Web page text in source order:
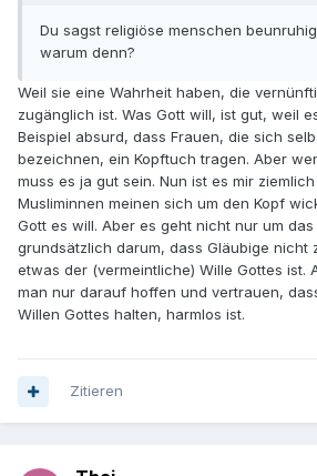
Du sagst religiöse menschen
warum denn?
Weil sie eine Wahrheit haben, die
zugänglich ist. Was Gott will, ist gut, weil
Beispiel absurd, dass Frauen, die sich
bezeichnen, ein Kopftuch tragen. Aber
muss es ja gut sein. Nun ist es mir
Musliminnen meinen sich um den Kopf
Gott es will. Aber es geht nicht nur um das
grundsätzlich darum, dass Gläubige nicht
etwas der (vermeintliche) Wille Gottes ist.
man nur darauf hoffen und vertrauen,
Willen Gottes halten, harmlos ist.
Zitieren